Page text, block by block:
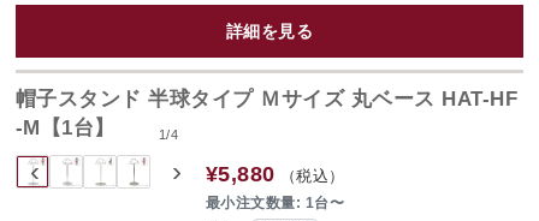
詳細を見る
‹ ›
1/4
帽子スタンド 半球タイプ Ｍサイズ 丸ベース HAT-HF
-M【1台】
¥5,880 （税込）
最小注文数量: 1台〜